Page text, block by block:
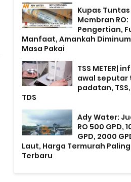
Kupas Tuntas
Membran RO:
Pengertian,
Manfaat, Amankah
Masa Pakai
TSS METER|
awal seputar
padatan,
TDS
Ady Water:
RO 500 GPD,
GPD, 2000
Laut, Harga Termurah
Terbaru